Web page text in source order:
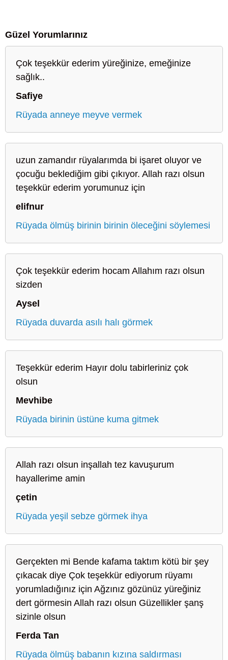
Güzel Yorumlarınız
Çok teşekkür ederim yüreğinize, emeğinize
sağlık..
Safiye
Rüyada anneye meyve vermek
uzun zamandır rüyalarımda bi işaret oluyor ve
çocuğu beklediğim gibi çıkıyor. Allah razı olsun
teşekkür ederim yorumunuz için
elifnur
Rüyada ölmüş birinin birinin öleceğini söylemesi
Çok teşekkür ederim hocam Allahım razı olsun
sizden
Aysel
Rüyada duvarda asılı halı görmek
Teşekkür ederim Hayır dolu tabirleriniz çok
olsun
Mevhibe
Rüyada birinin üstüne kuma gitmek
Allah razı olsun inşallah tez kavuşurum
hayallerime amin
çetin
Rüyada yeşil sebze görmek ihya
Gerçekten mi Bende kafama taktım kötü bir şey
çıkacak diye Çok teşekkür ediyorum rüyamı
yorumladığınız için Ağzınız gözünüz yüreğiniz
dert görmesin Allah razı olsun Güzellikler şanş
sizinle olsun
Ferda Tan
Rüyada ölmüş babanın kızına saldırması